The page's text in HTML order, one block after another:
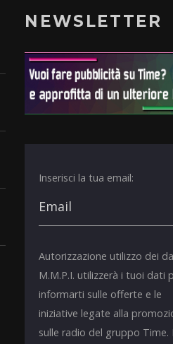
NEWSLETTER
Inserisci la tua email:
Autorizzazione utilizzo dei
M.M.P.I. utilizzerà i tuoi dati
informarti sulle offerte e le
iniziative legate alla
sulle radio del gruppo Time.